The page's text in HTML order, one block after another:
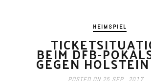
o
HEIMSPIEL
BEIM DFB-
GEGEN